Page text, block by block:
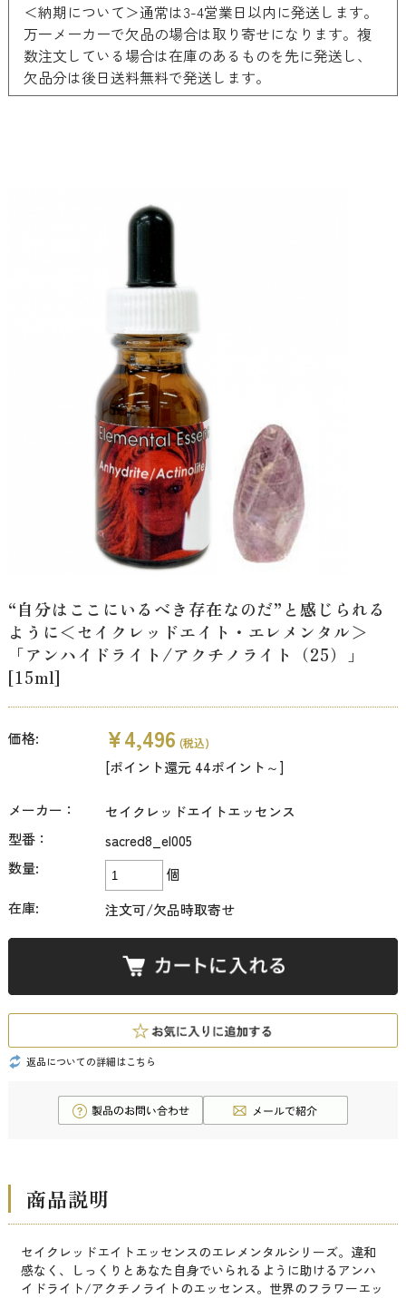
＜納期について＞通常は3-4営業日以内に発送します。
万一メーカーで欠品の場合は取り寄せになります。複
数注文している場合は在庫のあるものを先に発送し、
欠品分は後日送料無料で発送します。
“自分はここにいるべき存在なのだ”と感じられる
ように＜セイクレッドエイト・エレメンタル＞
「アンハイドライト/アクチノライト（25）」
[15ml]
価格: ¥4,496 (税込)
[ポイント還元 44ポイント～]
メーカー：
セイクレッドエイトエッセンス
型番：
sacred8_el005
数量:
個
在庫:
注文可/欠品時取寄せ
返品についての詳細はこちら
商品説明
セイクレッドエイトエッセンスのエレメンタルシリーズ。違和
感なく、しっくりとあなた自身でいられるように助けるアンハ
イドライト/アクチノライトのエッセンス。世界のフラワーエッ